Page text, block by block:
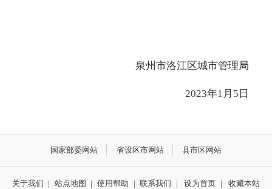
泉州市洛江区城市管理局
2023年1月5日
国家部委网站 省设区市网站 县市区网站
关于我们 | 站点地图 | 使用帮助 | 联系我们 | 设为首页 |
收藏本站